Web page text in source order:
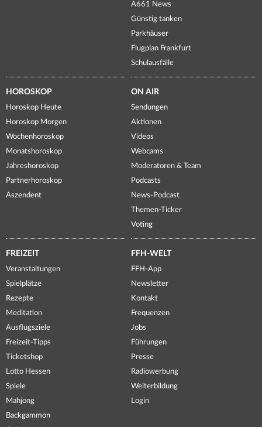
A661 News
Günstig tanken
Parkhäuser
Flugplan Frankfurt
Schulausfälle
HOROSKOP
Horoskop Heute
Horoskop Morgen
Wochenhoroskop
Monatshoroskop
Jahreshoroskop
Partnerhoroskop
Aszendent
ON AIR
Sendungen
Aktionen
Videos
Webcams
Moderatoren & Team
Podcasts
News-Podcast
Themen-Ticker
Voting
FREIZEIT
Veranstaltungen
Spielplätze
Rezepte
Meditation
Ausflugsziele
Freizeit-Tipps
Ticketshop
Lotto Hessen
Spiele
Mahjong
Backgammon
FFH-WELT
FFH-App
Newsletter
Kontakt
Frequenzen
Jobs
Führungen
Presse
Radiowerbung
Weiterbildung
Login